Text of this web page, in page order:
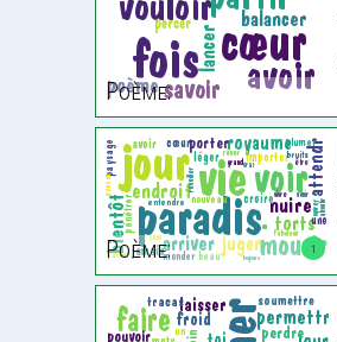
Poème:
1
Poème: